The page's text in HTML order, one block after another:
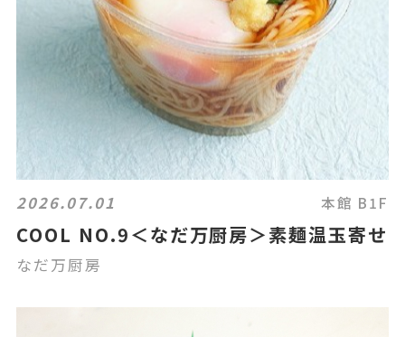
2026.07.01 本館 B1F
COOL NO.9＜なだ万厨房＞素麺温玉寄せ
なだ万厨房